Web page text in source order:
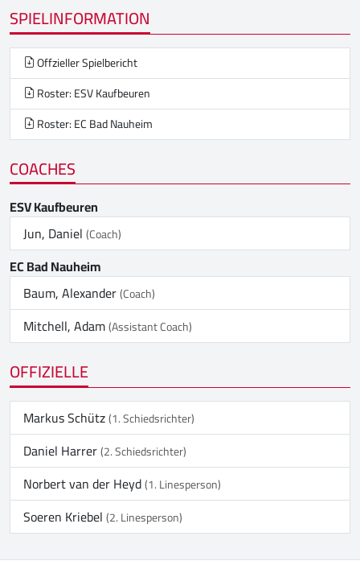
SPIELINFORMATION
Offzieller Spielbericht
Roster: ESV Kaufbeuren
Roster: EC Bad Nauheim
COACHES
ESV Kaufbeuren
Jun, Daniel(Coach)
EC Bad Nauheim
Baum, Alexander(Coach)
Mitchell, Adam(Assistant Coach)
OFFIZIELLE
Markus Schütz(1. Schiedsrichter)
Daniel Harrer(2. Schiedsrichter)
Norbert van der Heyd(1. Linesperson)
Soeren Kriebel(2. Linesperson)